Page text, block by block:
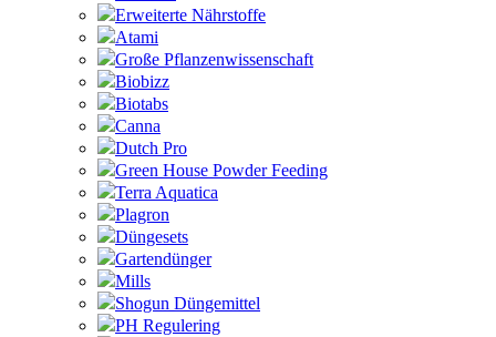
Erweiterte Nährstoffe
Atami
Große Pflanzenwissenschaft
Biobizz
Biotabs
Canna
Dutch Pro
Green House Powder Feeding
Terra Aquatica
Plagron
Düngesets
Gartendünger
Mills
Shogun Düngemittel
PH Regulering